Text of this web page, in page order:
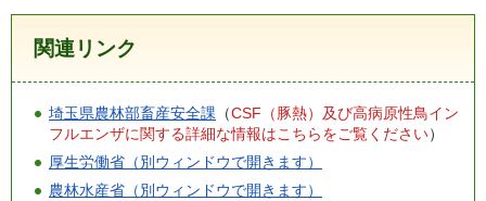
関連リンク
埼玉県農林部畜産安全課 （CSF（豚熱）及び高病原性鳥イン
フルエンザに関する詳細な情報はこちらをご覧ください）
厚生労働省（別ウィンドウで開きます）
農林水産省（別ウィンドウで開きます）